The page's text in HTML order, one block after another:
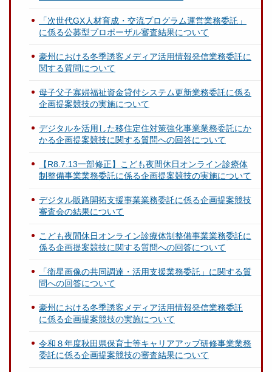
「次世代GX人材育成・交流プログラム運営業務委託」
に係る公募型プロポーザル審査結果について
豪州における冬季誘客メディア活用情報発信業務委託に
関する質問について
母子父子寡婦福祉資金貸付システム更新業務委託に係る
企画提案競技の実施について
デジタルを活用した移住定住対策強化事業業務委託にか
かる企画提案競技に関する質問への回答について
【R8.7.13一部修正】こども夜間休日オンライン診療体
制整備事業業務委託に係る企画提案競技の実施について
デジタル販路開拓支援事業業務委託に係る企画提案競技
審査会の結果について
こども夜間休日オンライン診療体制整備事業業務委託に
係る企画提案競技に関する質問への回答について
「衛星画像の共同調達・活用支援業務委託」に関する質
問への回答について
豪州における冬季誘客メディア活用情報発信業務委託
に係る企画提案競技の実施について
令和８年度秋田県保育士等キャリアアップ研修事業業務
委託に係る企画提案競技の審査結果について